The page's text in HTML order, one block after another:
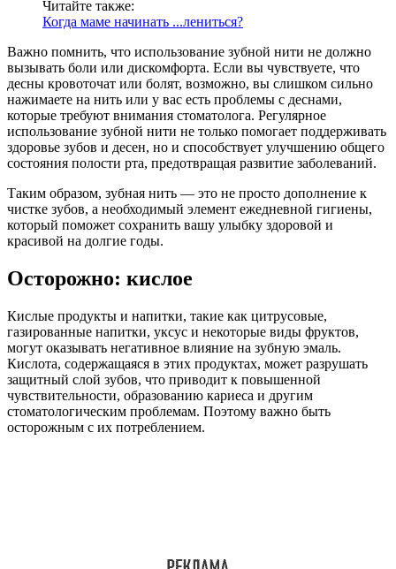
Читайте также:
Когда маме начинать ...лениться?
Важно помнить, что использование зубной нити не должно
вызывать боли или дискомфорта. Если вы чувствуете, что
десны кровоточат или болят, возможно, вы слишком сильно
нажимаете на нить или у вас есть проблемы с деснами,
которые требуют внимания стоматолога. Регулярное
использование зубной нити не только помогает поддерживать
здоровье зубов и десен, но и способствует улучшению общего
состояния полости рта, предотвращая развитие заболеваний.
Таким образом, зубная нить — это не просто дополнение к
чистке зубов, а необходимый элемент ежедневной гигиены,
который поможет сохранить вашу улыбку здоровой и
красивой на долгие годы.
Осторожно: кислое
Кислые продукты и напитки, такие как цитрусовые,
газированные напитки, уксус и некоторые виды фруктов,
могут оказывать негативное влияние на зубную эмаль.
Кислота, содержащаяся в этих продуктах, может разрушать
защитный слой зубов, что приводит к повышенной
чувствительности, образованию кариеса и другим
стоматологическим проблемам. Поэтому важно быть
осторожным с их потреблением.